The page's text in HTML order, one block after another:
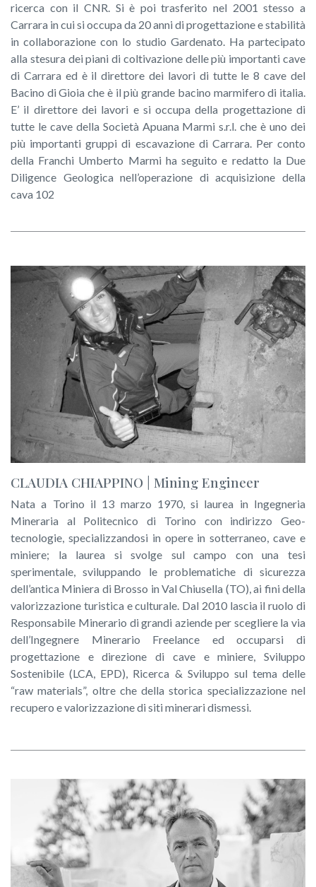
ricerca con il CNR. Si è poi trasferito nel 2001 stesso a
Carrara in cui si occupa da 20 anni di progettazione e stabilità
in collaborazione con lo studio Gardenato. Ha partecipato
alla stesura dei piani di coltivazione delle più importanti cave
di Carrara ed è il direttore dei lavori di tutte le 8 cave del
Bacino di Gioia che è il più grande bacino marmifero di italia.
E’ il direttore dei lavori e si occupa della progettazione di
tutte le cave della Società Apuana Marmi s.r.l. che è uno dei
più importanti gruppi di escavazione di Carrara. Per conto
della Franchi Umberto Marmi ha seguito e redatto la Due
Diligence Geologica nell’operazione di acquisizione della
cava 102
CLAUDIA CHIAPPINO | Mining Engineer
Nata a Torino il 13 marzo 1970, si laurea in Ingegneria
Mineraria al Politecnico di Torino con indirizzo Geo-
tecnologie, specializzandosi in opere in sotterraneo, cave e
miniere; la laurea si svolge sul campo con una tesi
sperimentale, sviluppando le problematiche di sicurezza
dell’antica Miniera di Brosso in Val Chiusella (TO), ai fini della
valorizzazione turistica e culturale. Dal 2010 lascia il ruolo di
Responsabile Minerario di grandi aziende per scegliere la via
dell’Ingegnere Minerario Freelance ed occuparsi di
progettazione e direzione di cave e miniere, Sviluppo
Sostenibile (LCA, EPD), Ricerca & Sviluppo sul tema delle
“raw materials”, oltre che della storica specializzazione nel
recupero e valorizzazione di siti minerari dismessi.